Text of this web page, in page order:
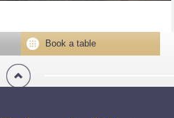
Book a table